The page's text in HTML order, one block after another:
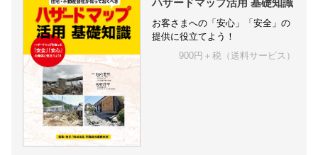
ハザードマップ活用 基礎知識
お客さまへの「安心」「安全」の
提供に役立てよう！
900円＋税（送料サービス）